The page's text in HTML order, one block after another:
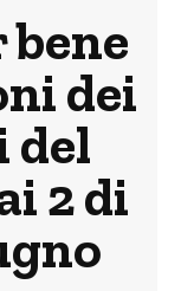
bene
dei
del
2 di